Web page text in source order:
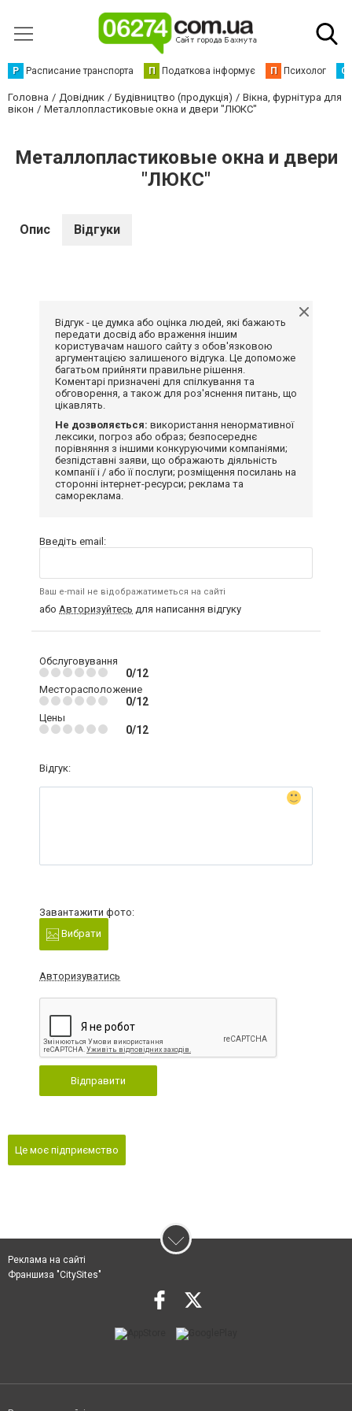
Р Расписание транспорта П Податкова інформує П Психолог С
Головна Довідник Будівництво (продукція)
Вікна, фурнітура для
вікон
Металлопластиковые окна и двери "ЛЮКС"
Металлопластиковые окна и двери
"ЛЮКС"
Опис Відгуки
Відгук - це думка або оцінка людей, які бажають
передати досвід або враження іншим
користувачам нашого сайту з обов'язковою
аргументацією залишеного відгука. Це допоможе
багатьом прийняти правильне рішення.
Коментарі призначені для спілкування та
обговорення, а також для роз'яснення питань, що
цікавлять.
Не дозволяється: використання ненормативної
лексики, погроз або образ; безпосереднє
порівняння з іншими конкуруючими компаніями;
безпідставні заяви, що ображають діяльність
компанії і / або її послуги; розміщення посилань на
сторонні інтернет-ресурси; реклама та
самореклама.
Введіть email:
Ваш e-mail не відображатиметься на сайті
або Авторизуйтесь для написання відгуку
Обслуговування
0/12
Месторасположение
0/12
Цены
0/12
Відгук:
Завантажити фото:
Вибрати
Авторизуватись
Відправити
Це моє підприємство
Реклама на сайті
Франшиза "CitySites"